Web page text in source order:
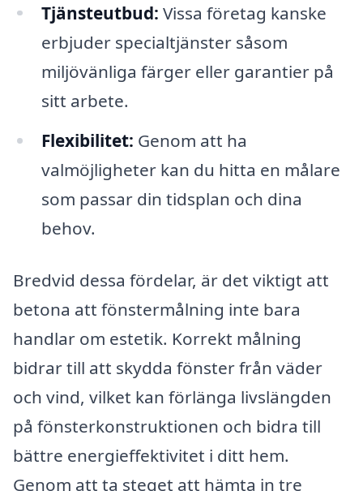
Tjänsteutbud: Vissa företag kanske
erbjuder specialtjänster såsom
miljövänliga färger eller garantier på
sitt arbete.
Flexibilitet: Genom att ha
valmöjligheter kan du hitta en målare
som passar din tidsplan och dina
behov.
Bredvid dessa fördelar, är det viktigt att
betona att fönstermålning inte bara
handlar om estetik. Korrekt målning
bidrar till att skydda fönster från väder
och vind, vilket kan förlänga livslängden
på fönsterkonstruktionen och bidra till
bättre energieffektivitet i ditt hem.
Genom att ta steget att hämta in tre